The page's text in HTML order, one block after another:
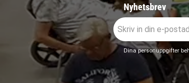
Nyhetsbrev
Dina personuppgifter